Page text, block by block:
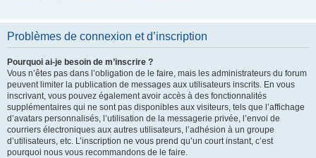
Problèmes de connexion et d’inscription
Pourquoi ai-je besoin de m’inscrire ?
Vous n’êtes pas dans l’obligation de le faire, mais les administrateurs du forum
peuvent limiter la publication de messages aux utilisateurs inscrits. En vous
inscrivant, vous pouvez également avoir accès à des fonctionnalités
supplémentaires qui ne sont pas disponibles aux visiteurs, tels que l’affichage
d’avatars personnalisés, l’utilisation de la messagerie privée, l’envoi de
courriers électroniques aux autres utilisateurs, l’adhésion à un groupe
d’utilisateurs, etc. L’inscription ne vous prend qu’un court instant, c’est
pourquoi nous vous recommandons de le faire.